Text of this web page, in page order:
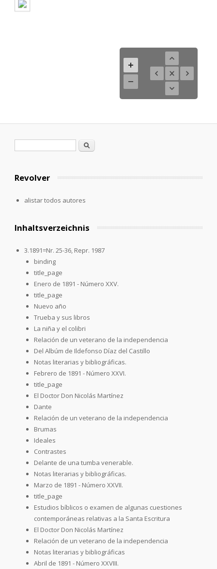
Formulario de búsqueda
Buscar
Revolver
alistar todos autores
Inhaltsverzeichnis
3.1891=Nr. 25-36, Repr. 1987
binding
title_page
Enero de 1891 - Número XXV.
title_page
Nuevo año
Trueba y sus libros
La niña y el colibri
Relación de un veterano de la independencia
Del Albúm de Ildefonso Díaz del Castillo
Notas literarias y bibliográficas.
Febrero de 1891 - Número XXVI.
title_page
El Doctor Don Nicolás Martínez
Dante
Relación de un veterano de la independencia
Brumas
Ideales
Contrastes
Delante de una tumba venerable.
Notas literarias y bibliográficas.
Marzo de 1891 - Número XXVII.
title_page
Estudios bíblicos o examen de algunas cuestiones
contemporáneas relativas a la Santa Escritura
El Doctor Don Nicolás Martínez
Relación de un veterano de la independencia
Notas literarias y bibliográficas
Abril de 1891 - Número XXVIII.